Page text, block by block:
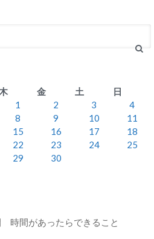
金 土
日
1
2 3
4
8 9 10
11
15 16 17
18
22 23 24
25
29
30
時間があったらできること